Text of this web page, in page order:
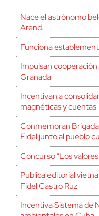
Nace el astrónomo
Arend.
Funciona
Impulsan
Granada
Incentivan a
magnéticas y cuentas
Conmemoran
Fidel junto al pueblo
Concurso “Los
Publica editorial
Fidel Castro Ruz
Incentiva Sistema de